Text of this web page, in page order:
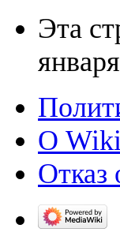
Эта
О
Отказ